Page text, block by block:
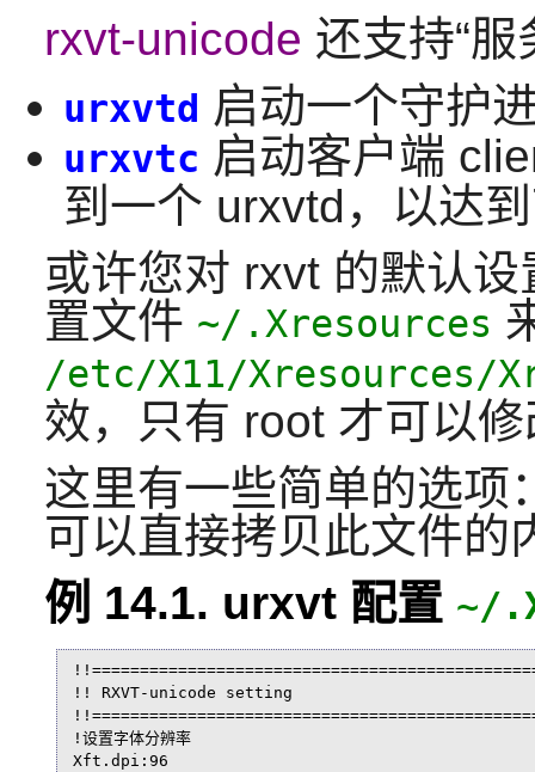
rxvt-unicode 还支持“
urxvtd 启动一个守护
urxvtc 启动客户端
到一个 urxvtd，以达
或许您对 rxvt 的默认
置文件 ~/.Xresources
/etc/X11/Xresources/
效，只有 root 才可以
这里有一些简单的选项
可以直接拷贝此文件的
例 14.1. urxvt 配置 ~/
!! RXVT-unicode setting
!设置字体分辨率
Xft.dpi:96